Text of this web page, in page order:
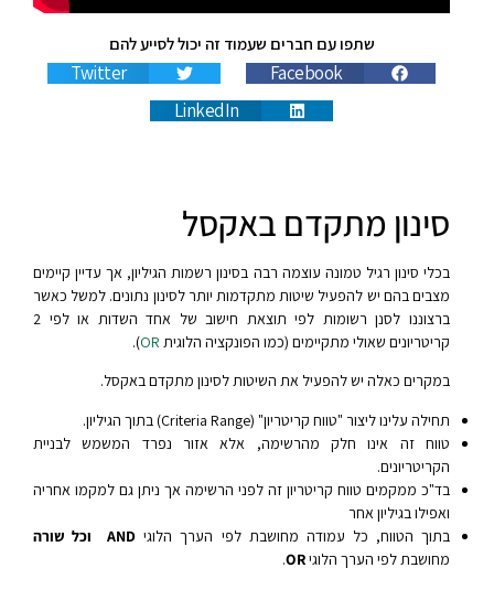
שתפו עם חברים שעמוד זה יכול לסייע להם
Facebook
Twitter
LinkedIn
סינון מתקדם באקסל
בכלי סינון רגיל טמונה עוצמה רבה בסינון רשמות הגיליון, אך עדיין קיימים
מצבים בהם יש להפעיל שיטות מתקדמות יותר לסינון נתונים. למשל כאשר
ברצוננו לסנן רשומות לפי תוצאת חישוב של אחד השדות או לפי 2
קריטריונים שאולי מתקיימים (כמו הפונקציה הלוגית OR
).
במקרים כאלה יש להפעיל את השיטות לסינון מתקדם באקסל.
תחילה עלינו ליצור "טווח קריטריון" (Criteria Range) בתוך הגיליון.
טווח זה אינו חלק מהרשימה, אלא אזור נפרד המשמש לבניית
הקריטריונים.
בד"כ ממקמים טווח קריטריון זה לפני הרשימה אך ניתן גם למקמו אחריה
ואפילו בגיליון אחר
בתוך הטווח, כל עמודה מחושבת לפי הערך הלוגי AND וכל שורה
מחושבת לפי הערך הלוגיOR
.